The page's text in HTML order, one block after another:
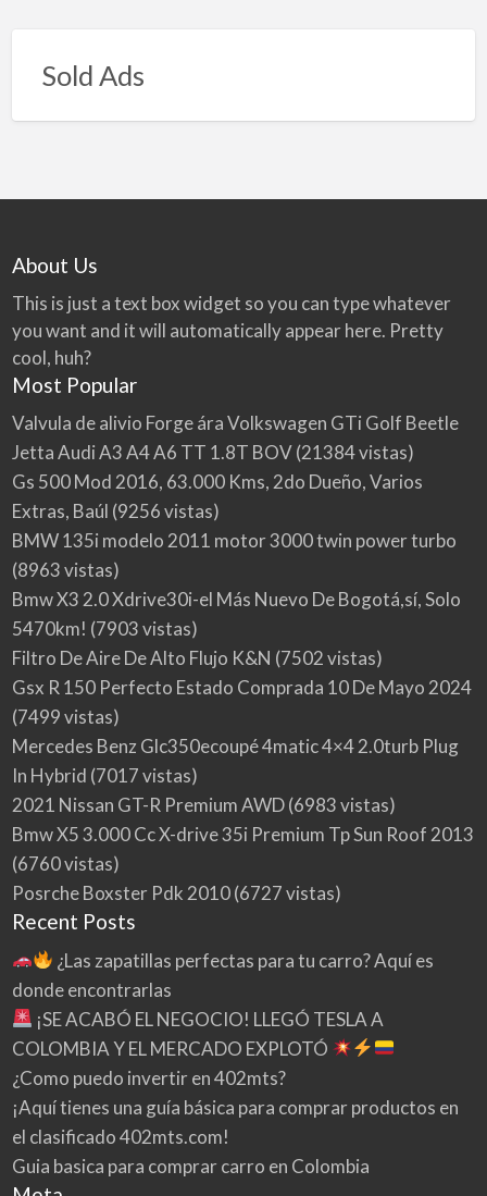
Sold Ads
About Us
This is just a text box widget so you can type whatever
you want and it will automatically appear here. Pretty
cool, huh?
Most Popular
Valvula de alivio Forge ára Volkswagen GTi Golf Beetle
Jetta Audi A3 A4 A6 TT 1.8T BOV(21384 vistas)
Gs 500 Mod 2016, 63.000 Kms, 2do Dueño, Varios
Extras, Baúl (9256 vistas)
BMW 135i modelo 2011 motor 3000 twin power turbo
(8963 vistas)
Bmw X3 2.0 Xdrive30i-el Más Nuevo De Bogotá,sí, Solo
5470km! (7903 vistas)
Filtro De Aire De Alto Flujo K&N (7502 vistas)
Gsx R 150 Perfecto Estado Comprada 10 De Mayo 2024
(7499 vistas)
Mercedes Benz Glc350ecoupé 4matic 4×4 2.0turb Plug
In Hybrid (7017 vistas)
2021 Nissan GT-R Premium AWD(6983 vistas)
Bmw X5 3.000 Cc X-drive 35i Premium Tp Sun Roof 2013
(6760 vistas)
Posrche Boxster Pdk 2010(6727 vistas)
Recent Posts
¿Las zapatillas perfectas para tu carro? Aquí es
donde encontrarlas
¡SE ACABÓ EL NEGOCIO! LLEGÓ TESLA A
COLOMBIA Y EL MERCADO EXPLOTÓ
¿Como puedo invertir en 402mts?
¡Aquí tienes una guía básica para comprar productos en
el clasificado 402mts.com!
Guia basica para comprar carro en Colombia